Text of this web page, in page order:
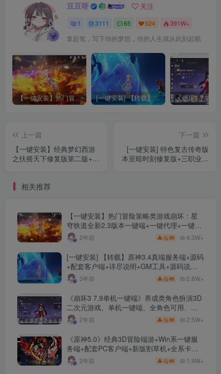
豆豆呀 关注
1 3111 65 524 391W+
拿起笔，写下你的梦想，你的人生就从此刻起航
【一键安装】热门冒险策略类游戏崩坏：星穹铁道全新2.3版本一键端+一键代理+一键启动+免虚拟机 [一键安装] 【转载】原神3.4真端服务端+源码+配套客户端+详尽说明+GM工具+源码说明文件
上一篇
【一键安装】经典梦幻西游
之扶摇天下修复版第二版+暖
+详细教程+单机登陆器
下一篇
[一键安装] 特色复古传奇版
本至暗时刻修复版+三职业复
相关推荐
【一键安装】热门冒险策略类游戏崩坏：星
穹铁道全新2.3版本一键端+一键代理+一键启
动+免虚拟机
2年前 88 4.3W+
[一键安装] 【转载】原神3.4真端服务端+源码
+配套客户端+详尽说明+GM工具+源码说明
文件3年前 66 2.8W+
《崩坏3 7.9单机一键端》养成类角色扮演3D
二次元游戏、单机一键端、全角色可用、无
限资源、附带保姆级安装教程
2年前 66 2.5W+
《原神5.0》经典3D冒险端游+Win系一键服
务端+配套PC客户端+新版割草机+全系卡池
文件2年前 66 1.9W+